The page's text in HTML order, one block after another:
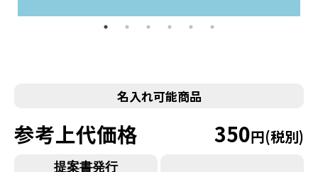
名入れ可能商品
参考上代価格 350円(税別)